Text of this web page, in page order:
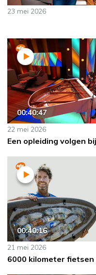
23 mei 2026
00:40:47
22 mei 2026
Een opleiding volgen
00:40:16
21 mei 2026
6000 kilometer fietsen